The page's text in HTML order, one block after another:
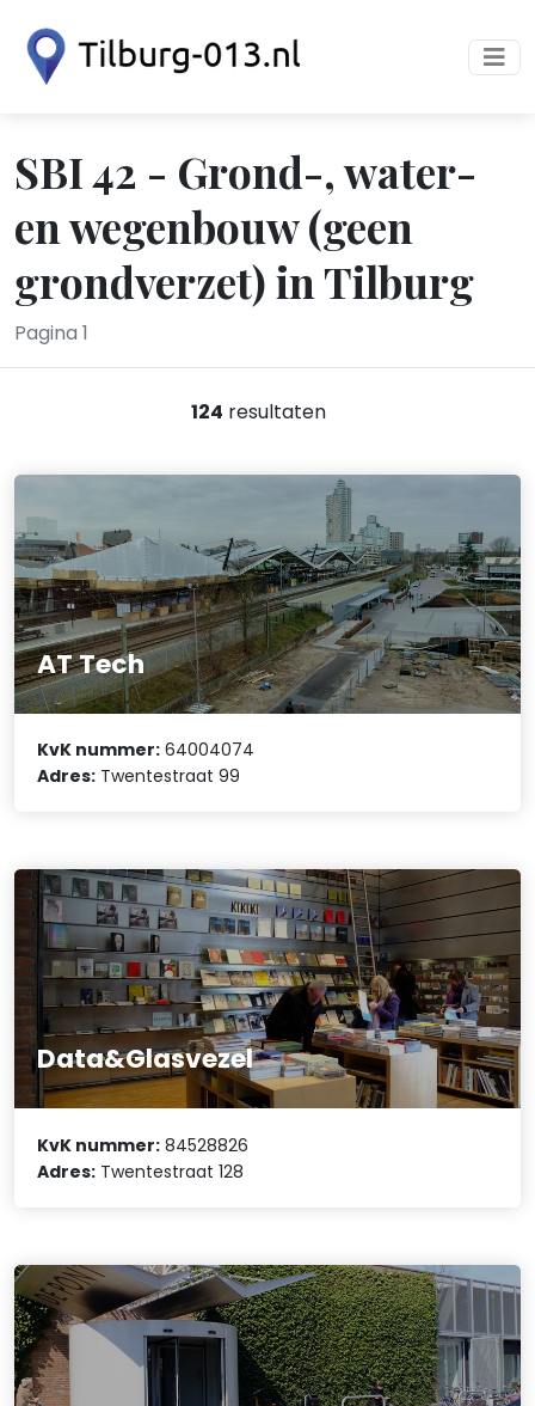
SBI 42 - Grond-, water-
en wegenbouw (geen
grondverzet) in Tilburg
Pagina 1
124 resultaten
AT Tech
KvK nummer: 64004074
Adres: Twentestraat 99
Data&Glasvezel
KvK nummer: 84528826
Adres: Twentestraat 128